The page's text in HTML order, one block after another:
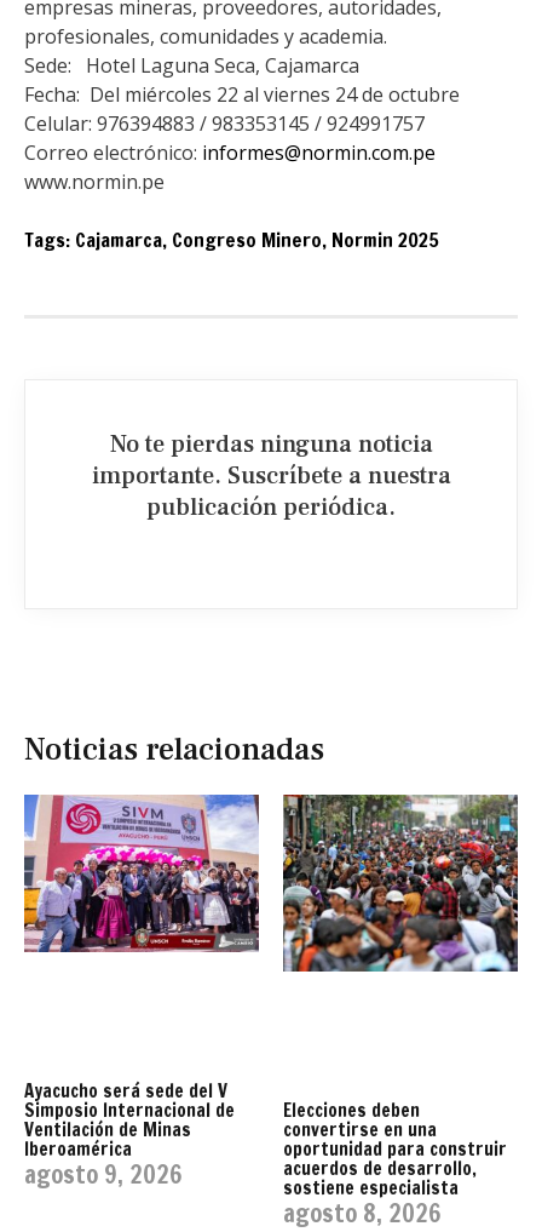
empresas mineras, proveedores, autoridades,
profesionales, comunidades y academia.
Sede: Hotel Laguna Seca, Cajamarca
Fecha: Del miércoles 22 al viernes 24 de octubre
Celular: 976394883 / 983353145 / 924991757
Correo electrónico: informes@normin.com.pe
www.normin.pe
Tags: Cajamarca, Congreso Minero, Normin 2025
No te pierdas ninguna noticia
importante. Suscríbete a nuestra
publicación periódica.​
Noticias relacionadas
Ayacucho será sede del V
Simposio Internacional de
Ventilación de Minas
Iberoamérica
agosto 9, 2026
Elecciones deben
convertirse en una
oportunidad para construir
acuerdos de desarrollo,
sostiene especialista
agosto 8, 2026